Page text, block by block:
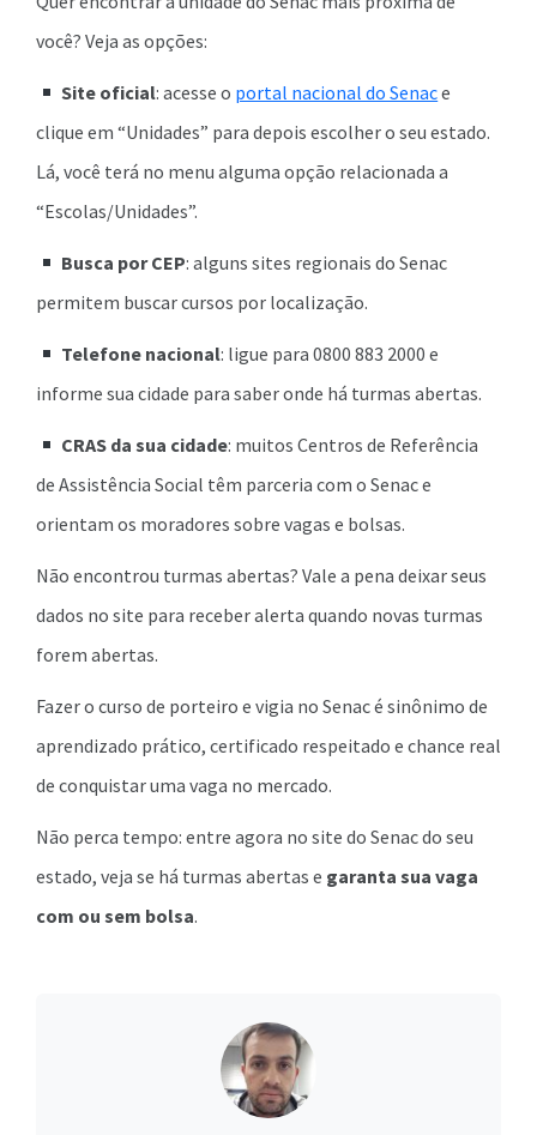
você? Veja as opções:
Site oficial: acesse o portal nacional do Senace
clique em “Unidades” para depois escolher o seu estado.
Lá, você terá no menu alguma opção relacionada a
“Escolas/Unidades”.
Busca por CEP: alguns sites regionais do Senac
permitem buscar cursos por localização.
Telefone nacional: ligue para 0800 883 2000 e
informe sua cidade para saber onde há turmas abertas.
CRAS da sua cidade: muitos Centros de Referência
de Assistência Social têm parceria com o Senac e
orientam os moradores sobre vagas e bolsas.
Não encontrou turmas abertas? Vale a pena deixar seus
dados no site para receber alerta quando novas turmas
forem abertas.
Fazer o curso de porteiro e vigia no Senac é sinônimo de
aprendizado prático, certificado respeitado e chance real
de conquistar uma vaga no mercado.
Não perca tempo: entre agora no site do Senac do seu
estado, veja se há turmas abertas e garanta sua vaga
com ou sem bolsa.